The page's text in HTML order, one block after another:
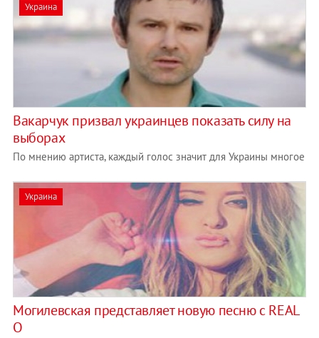
Украина
Вакарчук призвал украинцев показать силу на
выборах
По мнению артиста, каждый голос значит для Украины многое
Украина
Могилевская представляет новую песню с REAL
O